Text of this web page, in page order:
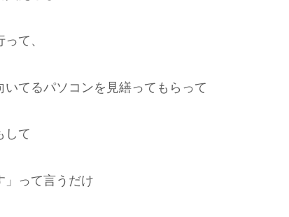
て、
いてるパソコンを見繕ってもらって
して
」って言うだけ